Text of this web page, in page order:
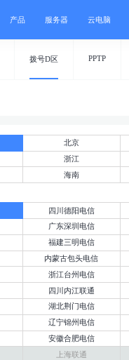
产品 服务器 云电脑
拨号D区 PPTP
北京
浙江
海南
四川德阳电信
广东深圳电信
福建三明电信
内蒙古包头电信
浙江台州电信
四川内江联通
湖北荆门电信
辽宁锦州电信
安徽合肥电信
上海联通